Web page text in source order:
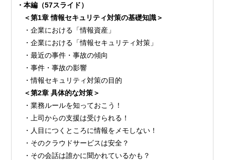
・本編（57スライド）
＜第1章 情報セキュリティ対策の基礎知識＞
・企業における「情報資産」
・企業における「情報セキュリティ対策」
・最近の事件・事故の傾向
・事件・事故の影響
・情報セキュリティ対策の目的
＜第2章 具体的な対策＞
・業務ルールを知っておこう！
・上司からの支援は受けられる！
・人目につくところに情報をメモしない！
・そのクラウドサービスは安全？
・その会話は誰かに聞かれているかも？